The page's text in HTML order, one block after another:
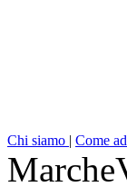
Chi siamo | Come